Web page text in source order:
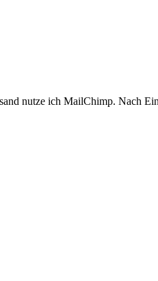
nutze ich MailChimp. Nach